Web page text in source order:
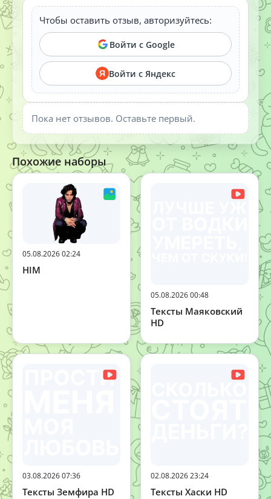
Чтобы оставить отзыв, авторизуйтесь:
Войти с Google
Я Войти с Яндекс
Пока нет отзывов. Оставьте первый.
Похожие наборы
05.08.2026 02:24
HIM
05.08.2026 00:48
Тексты Маяковский
HD
03.08.2026 07:36
Тексты Земфира HD
02.08.2026 23:24
Тексты Хаски HD